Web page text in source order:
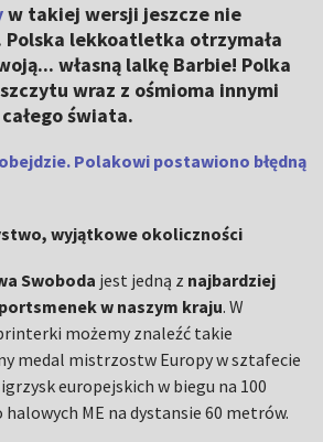
w takiej wersji jeszcze nie
lekkoatletka otrzymała
własną lalkę Barbie! Polka
wraz z ośmioma innymi
świata.
Polakowi postawiono błędną
wyjątkowe okoliczności
Swoboda jest jedną z najbardziej
w naszym kraju. W
możemy znaleźć takie
medal mistrzostw Europy w sztafecie
europejskich w biegu na 100
ME na dystansie 60 metrów.